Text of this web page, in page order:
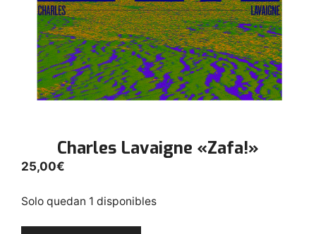
Charles Lavaigne «Zafa!»
25,00€
Solo quedan 1 disponibles